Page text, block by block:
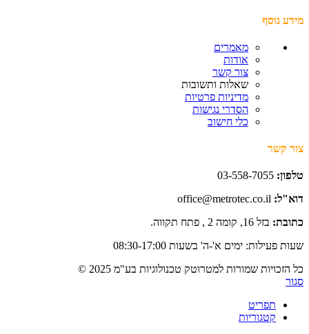
מידע נוסף
מאמרים
אודות
צור קשר
שאלות ותשובות
מדיניות פרטיות
הסדרי נגישות
כלי חישוב
צור קשר
טלפון: 03-558-7055
דוא"ל:
כתובת: בזל 16, קומה 2 , פתח תקווה.
שעות פעילות: ימים א'-ה' בשעות 08:30-17:00
כל הזכויות שמורות למטרוטק טכנולוגיות בע"מ 2025 ©
סגור
תפריט
קטגוריות